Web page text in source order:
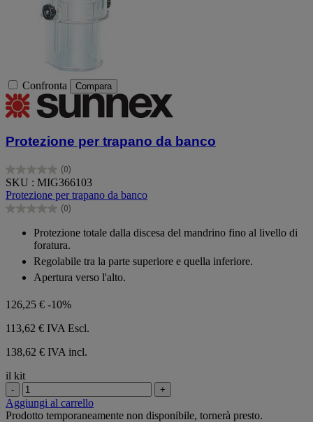
Confronta Compara
Protezione per trapano da banco
(0)
0.0
su
5
stelle.
SKU : MIG366103
Protezione per trapano da banco
(0)
0.0
Protezione totale dalla discesa del mandrino fino al livello di
foratura.
Regolabile tra la parte superiore e quella inferiore.
Apertura verso l'alto.
126,25 € -10%
113,62 € IVA Escl.
138,62 € IVA incl.
il kit
- +
Aggiungi al carrello
Prodotto temporaneamente non disponibile, tornerà presto.